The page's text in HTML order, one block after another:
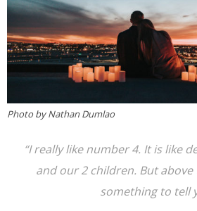
Photo by Nathan Dumlao
“I really like number 4. It is like
and our 2 children. But
something to tell